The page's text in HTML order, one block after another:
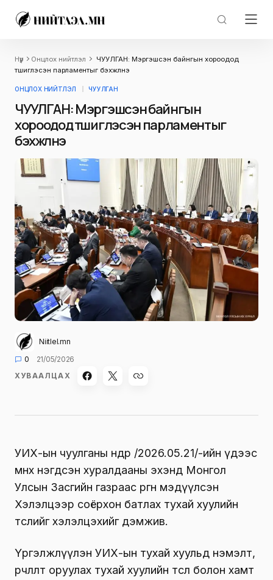
Нүүр Онцлох нийтлэл
ЧУУЛГАН: Мэргэшсэн байнгын хороодод
түшиглэсэн парламентыг бэхжүүлнэ
ОНЦЛОХ НИЙТЛЭЛ ЧУУЛГАН
ЧУУЛГАН: Мэргэшсэн байнгын
хороодод түшиглэсэн парламентыг
бэхжүүлнэ
Niitlel.mn
0
21/05/2026
ХУВААЛЦАХ
УИХ-ын чуулганы өнөөдөр /2026.05.21/-ийн үдээс
өмнөх нэгдсэн хуралдааны эхэнд Монгол
Улсын Засгийн газраас өргөн мэдүүлсэн
Хэлэлцээр соёрхон батлах тухай хуулийн
төслийг хэлэлцэхийг дэмжив.
Үргэлжлүүлэн УИХ-ын тухай хуульд нэмэлт,
өөрчлөлт оруулах тухай хуулийн төсөл болон хамт